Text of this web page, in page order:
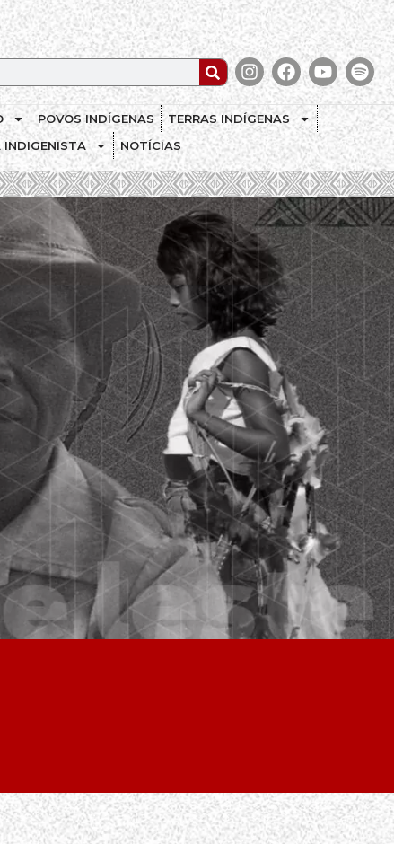
POVOS INDÍGENAS
TERRAS INDÍGENAS
INDIGENISTA
NOTÍCIAS